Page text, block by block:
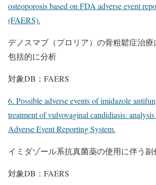
osteoporosis based on FDA adverse event
(FAERS).
デノスマブ（プロリア）の骨粗鬆症治
包括的に分析
対象DB：FAERS
6. Possible adverse events of imidazole
treatment of vulvovaginal candidiasis:
Adverse Event Reporting System.
イミダゾール系抗真菌薬の使用に伴う副
対象DB：FAERS